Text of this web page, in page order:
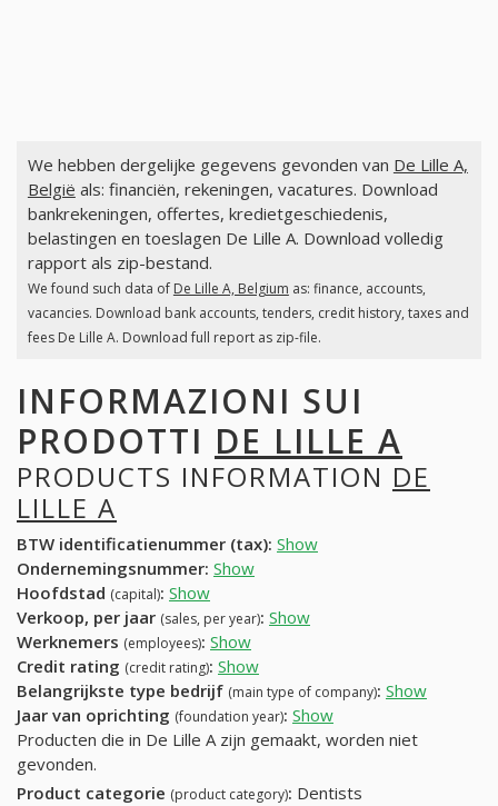
We hebben dergelijke gegevens gevonden van De Lille A,
België als: financiën, rekeningen, vacatures. Download
bankrekeningen, offertes, kredietgeschiedenis,
belastingen en toeslagen De Lille A. Download volledig
rapport als zip-bestand.
We found such data of De Lille A, Belgium as: finance, accounts,
vacancies. Download bank accounts, tenders, credit history, taxes and
fees De Lille A. Download full report as zip-file.
INFORMAZIONI SUI
PRODOTTI DE LILLE A
PRODUCTS INFORMATION DE
LILLE A
BTW identificatienummer (tax): Show
Ondernemingsnummer: Show
Hoofdstad (capital): Show
Verkoop, per jaar (sales, per year): Show
Werknemers (employees): Show
Credit rating (credit rating): Show
Belangrijkste type bedrijf (main type of company): Show
Jaar van oprichting (foundation year): Show
Producten die in De Lille A zijn gemaakt, worden niet
gevonden.
Product categorie (product category): Dentists